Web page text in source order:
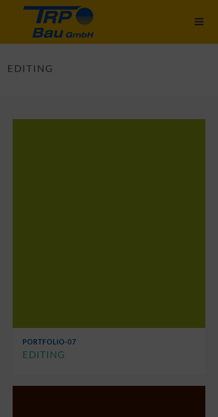
EDITING
PORTFOLIO-07
EDITING